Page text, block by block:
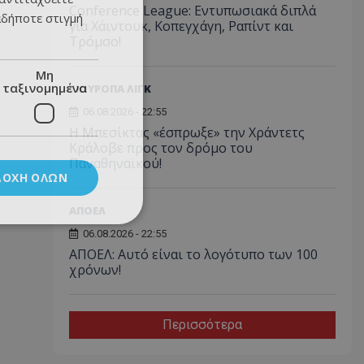
Conference League: Εντυπωσιακά διπλά
για Χάιντουκ, Κοπεγχάγη, Ραπίντ και
ΓΙΟΥΡΟΠΑ ΛΙΓΚ
06.08.2026 - 22:55
Η Μπεσίκτας «έσπρωξε» την Χράντετς
Κράλοβε προς τον δρόμο του
Παναθηναϊκού!
06.08.2026 - 22:55
ΑΠΟΕΛ: Αυτό είναι το λογότυπο των 100
χρόνων!
Περισσότερα
στιγμή
Μη
ταξινομημένα
ΌΛΩΝ